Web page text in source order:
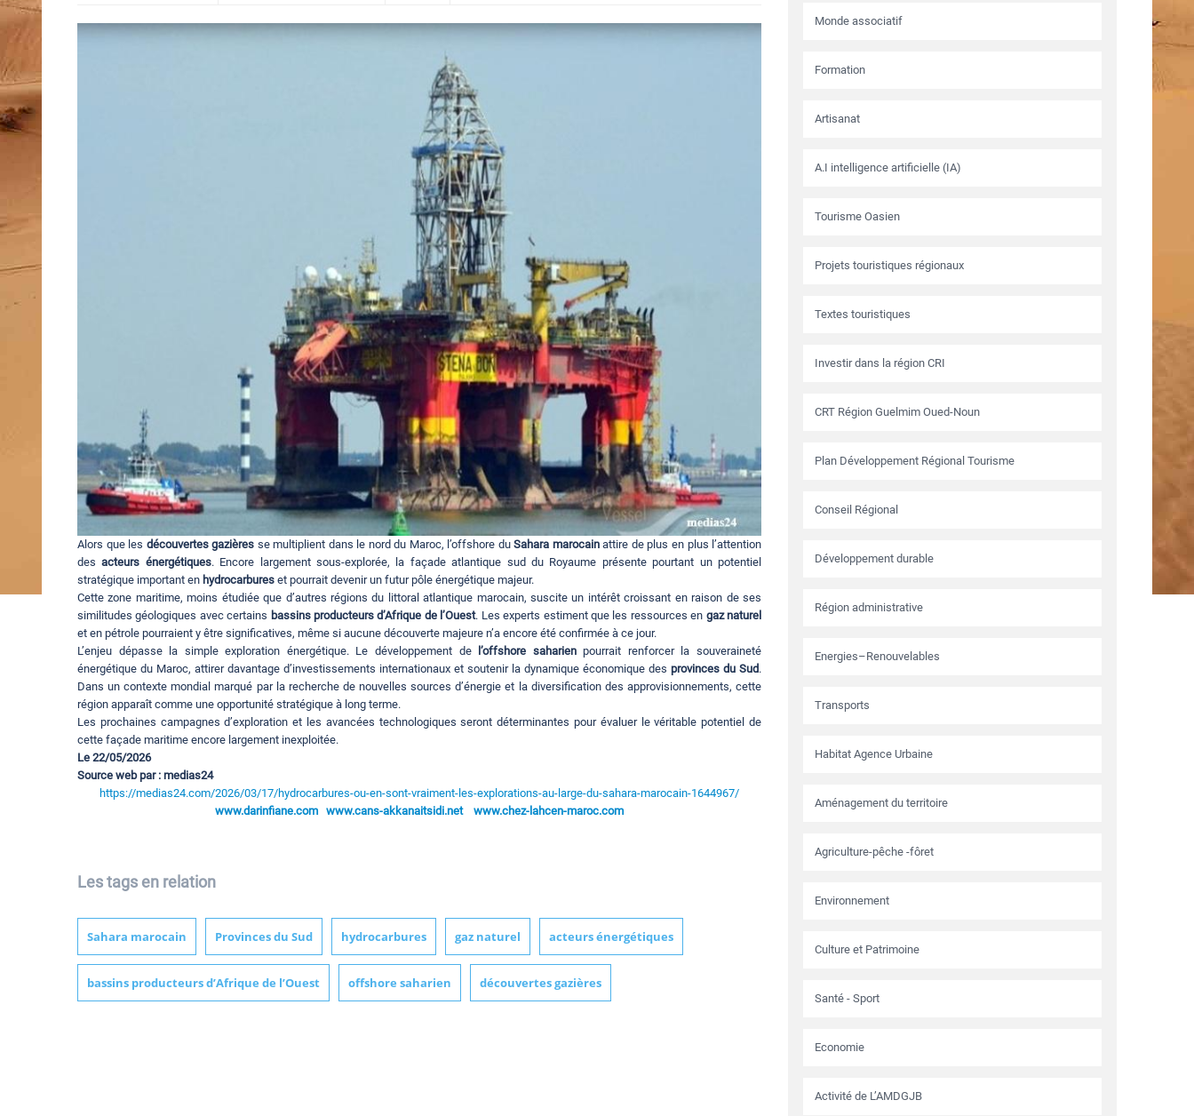
Alors que les découvertes gazières se multiplient dans le nord du Maroc, l’offshore duSahara marocainattire de plus en plus l’attention
desacteurs énergétiques. Encore largement sous-explorée, la façade atlantique sud du Royaume présente pourtant un potentiel
stratégique important en hydrocarbures et pourrait devenir un futur pôle énergétique majeur.
Cette zone maritime, moins étudiée que d’autres régions du littoral atlantique marocain, suscite un intérêt croissant en raison de ses
similitudes géologiques avec certains bassins producteurs d’Afrique de l’Ouest. Les experts estiment que les ressources en gaz naturel
et en pétrole pourraient y être significatives, même si aucune découverte majeure n’a encore été confirmée à ce jour.
L’enjeu dépasse la simple exploration énergétique. Le développement de
l’offshore saharienpourrait renforcer la souveraineté
énergétique du Maroc, attirer davantage d’investissements internationaux et soutenir la dynamique économique des provinces du Sud.
Dans un contexte mondial marqué par la recherche de nouvelles sources d’énergie et la diversification des approvisionnements, cette
région apparaît comme une opportunité stratégique à long terme.
Les prochaines campagnes d’exploration et les avancées technologiques seront déterminantes pour évaluer le véritable potentiel de
cette façade maritime encore largement inexploitée.
Le 22/05/2026
Source web par : medias24
https://medias24.com/2026/03/17/hydrocarbures-ou-en-sont-vraiment-les-explorations-au-large-du-sahara-marocain-1644967/
www.darinfiane.com www.cans-akkanaitsidi.net www.chez-lahcen-maroc.com
Les tags en relation
Sahara marocain Provinces du Sud hydrocarbures gaz naturel acteurs énergétiques
bassins producteurs d’Afrique de l’Ouest offshore saharien découvertes gazières
Monde associatif
Formation
Artisanat
A.I intelligence artificielle (IA)
Tourisme Oasien
Projets touristiques régionaux
Textes touristiques
Investir dans la région CRI
CRT Région Guelmim Oued-Noun
Plan Développement Régional Tourisme
Conseil Régional
Développement durable
Région administrative
Energies–Renouvelables
Transports
Habitat Agence Urbaine
Aménagement du territoire
Agriculture-pêche -fôret
Environnement
Culture et Patrimoine
Santé - Sport
Economie
Activité de L’AMDGJB